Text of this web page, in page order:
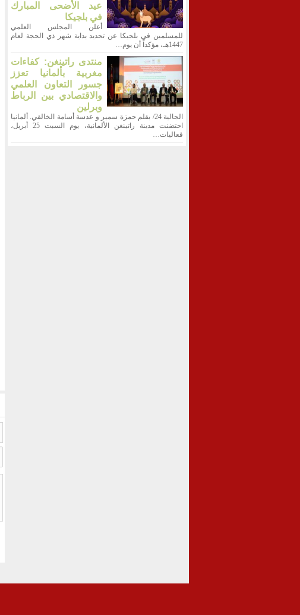
عيد الأضحى المبارك
في بلجيكا
أعلن المجلس العلمي
للمسلمين في بلجيكا عن تحديد بداية شهر ذي الحجة لعام
1447هـ، مؤكداً أن يوم…
منتدى راتينغن: كفاءات
مغربية بألمانيا تعزز
جسور التعاون العلمي
والاقتصادي بين الرباط
وبرلين
الجالية 24/ بقلم حمزة سمير و عدسة أسامة الخالقي. ألمانيا
احتضنت مدينة راتينغن الألمانية، يوم السبت 25 أبريل،
فعاليات…